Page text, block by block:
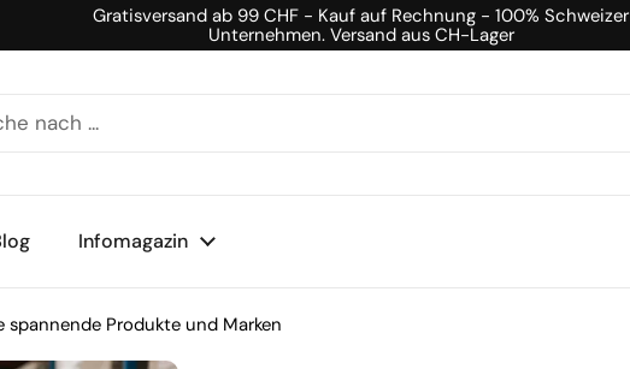
Gratisversand ab 99 CHF - Kauf auf Rechnung - 100% Schweizer
Unternehmen. Versand aus CH-Lager
Infomagazin
spannende Produkte und Marken